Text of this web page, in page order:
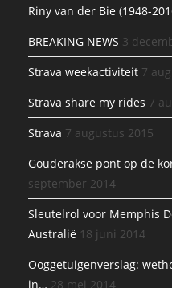
Riny van der Bie (1948-
BREAKING NEWS 3
Strava weekactiviteit 7
Strava share my rides 7
Strava 7 augustus 2015
Gouderakse pont op de
september 2014
Sleutelrol voor Memphis
Australië 18 juni 2014
Ooggetuigenverslag:
in… 28 mei 2014